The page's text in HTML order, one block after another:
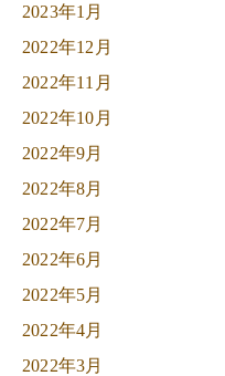
2023年1月
2022年12月
2022年11月
2022年10月
2022年9月
2022年8月
2022年7月
2022年6月
2022年5月
2022年4月
2022年3月